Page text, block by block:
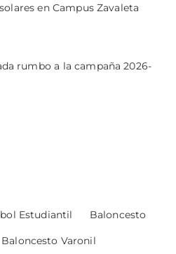
en Campus Zavaleta
rumbo a la campaña 2026-
Estudiantil Baloncesto
Baloncesto Varonil